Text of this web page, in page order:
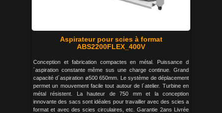
Aspirateur pour scies à format
ABS2200FLEX_400V
Conception et fabrication compactes en métal. Puissance d
´aspiration constante même sus une charge continue. Grand
capacité d´aspiration ø500 650mm. Le système de déplacement
permet un mouvement facile tout autour de l´atelier. Turbine en
métal résistent. La hauteur de 750 mm et la conception
innovante des sacs sont idéales pour travailler avec des scies a
format et avec des scies circulaires, etc. Garantie 2ans Livrée